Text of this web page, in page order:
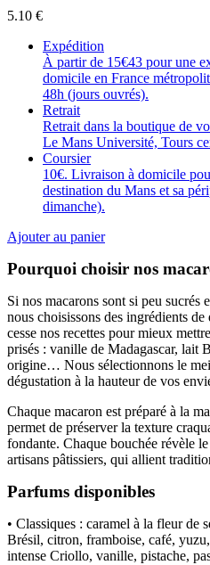
5.10 €
Expédition
À partir de 15€43 pour une
domicile en France
48h (jours ouvrés).
Retrait
Retrait dans la boutique de
Le Mans Université, Tours
Coursier
10€. Livraison à domicile
destination du Mans et sa
dimanche).
Ajouter au panier
Pourquoi choisir nos
Si nos macarons sont si peu sucrés
nous choisissons des ingrédients
cesse nos recettes pour mieux
prisés : vanille de Madagascar, lait
origine… Nous sélectionnons le
dégustation à la hauteur de vos
Chaque macaron est préparé à la
permet de préserver la texture
fondante. Chaque bouchée révèle
artisans pâtissiers, qui allient
Parfums disponibles
• Classiques : caramel à la fleur de
Brésil, citron, framboise, café,
intense Criollo, vanille, pistache,